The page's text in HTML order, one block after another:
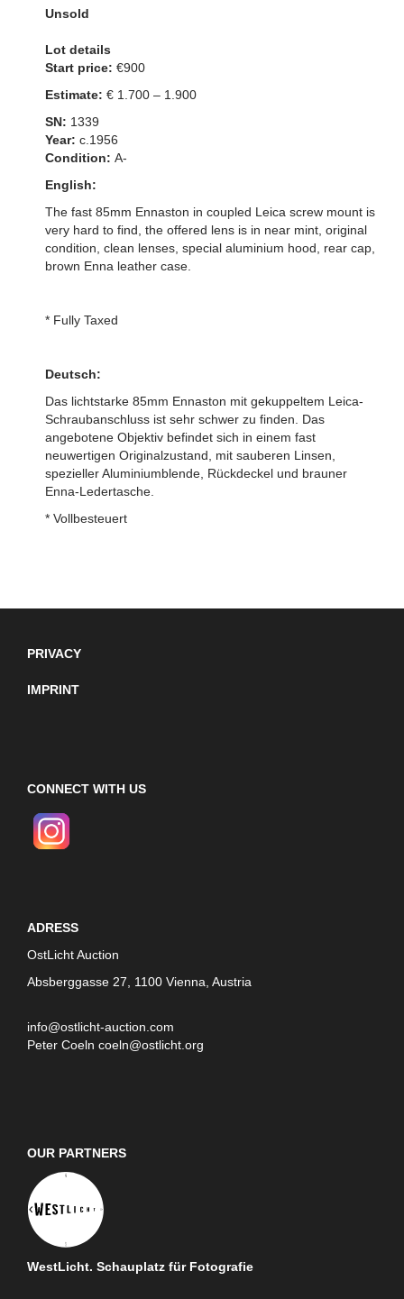
Unsold
Lot details
Start price: €900
Estimate: € 1.700 – 1.900
SN: 1339
Year: c.1956
Condition: A-
English:
The fast 85mm Ennaston in coupled Leica screw mount is
very hard to find, the offered lens is in near mint, original
condition, clean lenses, special aluminium hood, rear cap,
brown Enna leather case.
* Fully Taxed
Deutsch:
Das lichtstarke 85mm Ennaston mit gekuppeltem Leica-
Schraubanschluss ist sehr schwer zu finden. Das
angebotene Objektiv befindet sich in einem fast
neuwertigen Originalzustand, mit sauberen Linsen,
spezieller Aluminiumblende, Rückdeckel und brauner
Enna-Ledertasche.
* Vollbesteuert
PRIVACY
IMPRINT
CONNECT WITH US
ADRESS
OstLicht Auction
Absberggasse 27, 1100 Vienna, Austria
info@ostlicht-auction.com
Peter Coeln coeln@ostlicht.org
OUR PARTNERS
WestLicht. Schauplatz für Fotografie